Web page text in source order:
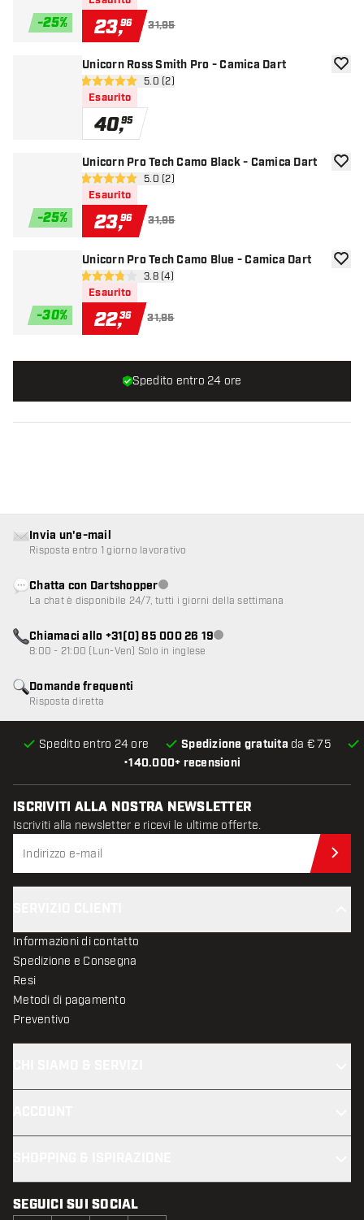
-25% 23,96 31,95
Unicorn Ross Smith Pro - Camica Dart
apri pannello recensioni
5 stelle di valutazione
5.0 (2)
Esaurito
40,95
-25%
Unicorn Pro Tech Camo Black - Camica Dart
apri pannello recensioni
5 stelle di valutazione
5.0 (2)
Esaurito
23,96 31,95
-30%
Unicorn Pro Tech Camo Blue - Camica Dart
apri pannello recensioni
3.8 stelle di valutazione
3.8 (4)
Esaurito
22,36 31,95
Spedito entro 24 ore
•140.000+ recensioni
Spedito entro 24 ore Spedizione gratuita da € 75
Domande frequenti
Risposta diretta
Invia un'e-mail
Risposta entro 1 giorno lavorativo
Chatta con DartshopperServizio clienti non disponibile
La chat è disponibile 24/7, tutti i giorni della settimana
Chiamaci allo +31(0) 85 000 26 19Servizio clienti non disponibile
8:00 - 21:00 (Lun-Ven) Solo in inglese
ISCRIVITI ALLA NOSTRA NEWSLETTER
Iscriviti alla newsletter e ricevi le ultime offerte.
Informazioni di contatto
Spedizione e Consegna
Resi
Metodi di pagamento
Preventivo
SEGUICI SUI SOCIAL